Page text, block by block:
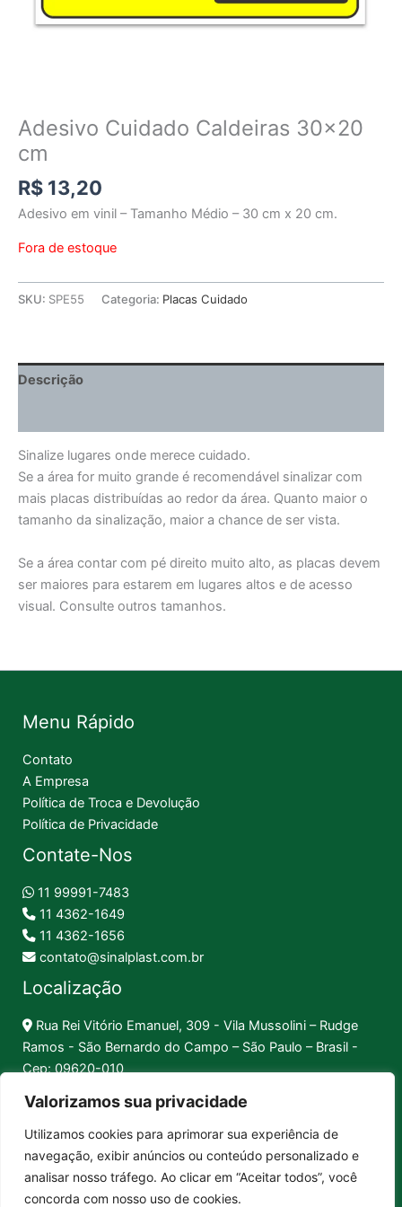
Valorizamos sua privacidade
Utilizamos cookies para aprimorar sua experiência de
navegação, exibir anúncios ou conteúdo personalizado e
analisar nosso tráfego. Ao clicar em “Aceitar todos”, você
concorda com nosso uso de cookies.
Adesivo Cuidado Caldeiras 30×20
cm
R$ 13,20
Adesivo em vinil – Tamanho Médio – 30 cm x 20 cm.
Fora de estoque
SKU: SPE55 Categoria: Placas Cuidado
Descrição
Sinalize lugares onde merece cuidado.
Se a área for muito grande é recomendável sinalizar com
mais placas distribuídas ao redor da área. Quanto maior o
tamanho da sinalização, maior a chance de ser vista.
Se a área contar com pé direito muito alto, as placas devem
ser maiores para estarem em lugares altos e de acesso
visual. Consulte outros tamanhos.
Menu Rápido
Contato
A Empresa
Política de Troca e Devolução
Política de Privacidade
Contate-Nos
11 99991-7483
11 4362-1649
11 4362-1656
contato@sinalplast.com.br
Localização
Rua Rei Vitório Emanuel, 309 - Vila Mussolini – Rudge
Ramos - São Bernardo do Campo – São Paulo – Brasil -
Cep: 09620-010
Pix │ Boleto │ Cartão